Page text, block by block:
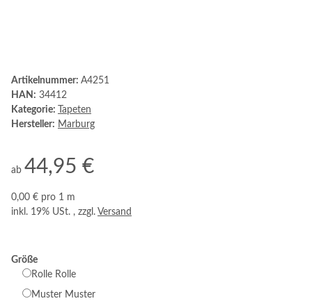
Artikelnummer: A4251
HAN: 34412
Kategorie:
Tapeten
Hersteller: Marburg
ab 44,95 €
0,00 € pro 1 m
inkl. 19% USt. , zzgl. Versand
Größe
Rolle Rolle
Muster Muster